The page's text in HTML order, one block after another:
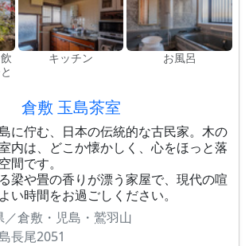
キッチン お風呂
倉敷 玉島茶室
に佇む、日本の伝統的な古民家。木の
内は、どこか懐かしく、心をほっと落
間です。
梁や畳の香りが漂う家屋で、現代の喧
い時間をお過ごしください。
／倉敷・児島・鷲羽山
長尾2051